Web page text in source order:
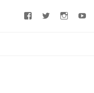
FacebookTwitter